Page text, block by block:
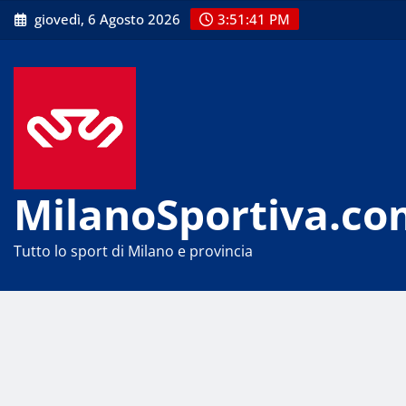
Skip
to
giovedì, 6 Agosto 2026 3:51:42 PM
Tutto lo sport di Milano e provincia